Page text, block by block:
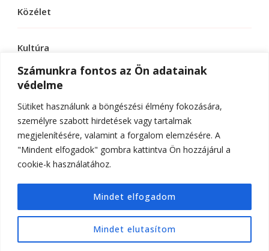
Számunkra fontos az Ön adatainak
védelme
Sütiket használunk a böngészési élmény fokozására,
személyre szabott hirdetések vagy tartalmak
megjelenítésére, valamint a forgalom elemzésére. A
"Mindent elfogadok" gombra kattintva Ön hozzájárul a
cookie-k használatához.
Mindet elutasítom
Mindet elfogadom
Közélet
Kultúra
Sport
Tudomány
© Szerzői jog 2026ELTE Online
fenntartva.Hello Fashion | FejlesztetteBlossom
Themes.Készítette: WordPress